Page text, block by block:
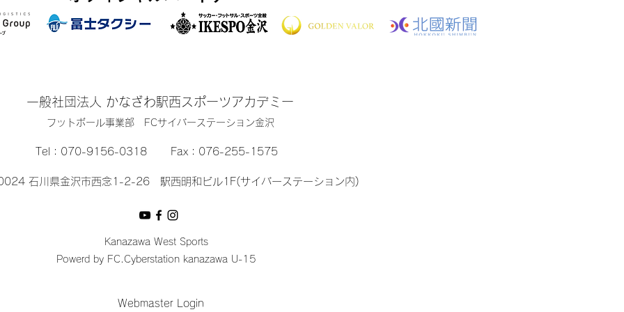
一般社団法人 かなざわ駅西スポーツアカデミー
​フットボール事業部 FCサイバーステーション金沢
Tel： 070-9156-0318 Fax：076-255-1575
石川県金沢市西念1-2-26 駅西明和ビル1F(サイバーステーション内)
Kanazawa West Sports
Powerd by FC.Cyberstation kanazawa U-15
Webmaster Login